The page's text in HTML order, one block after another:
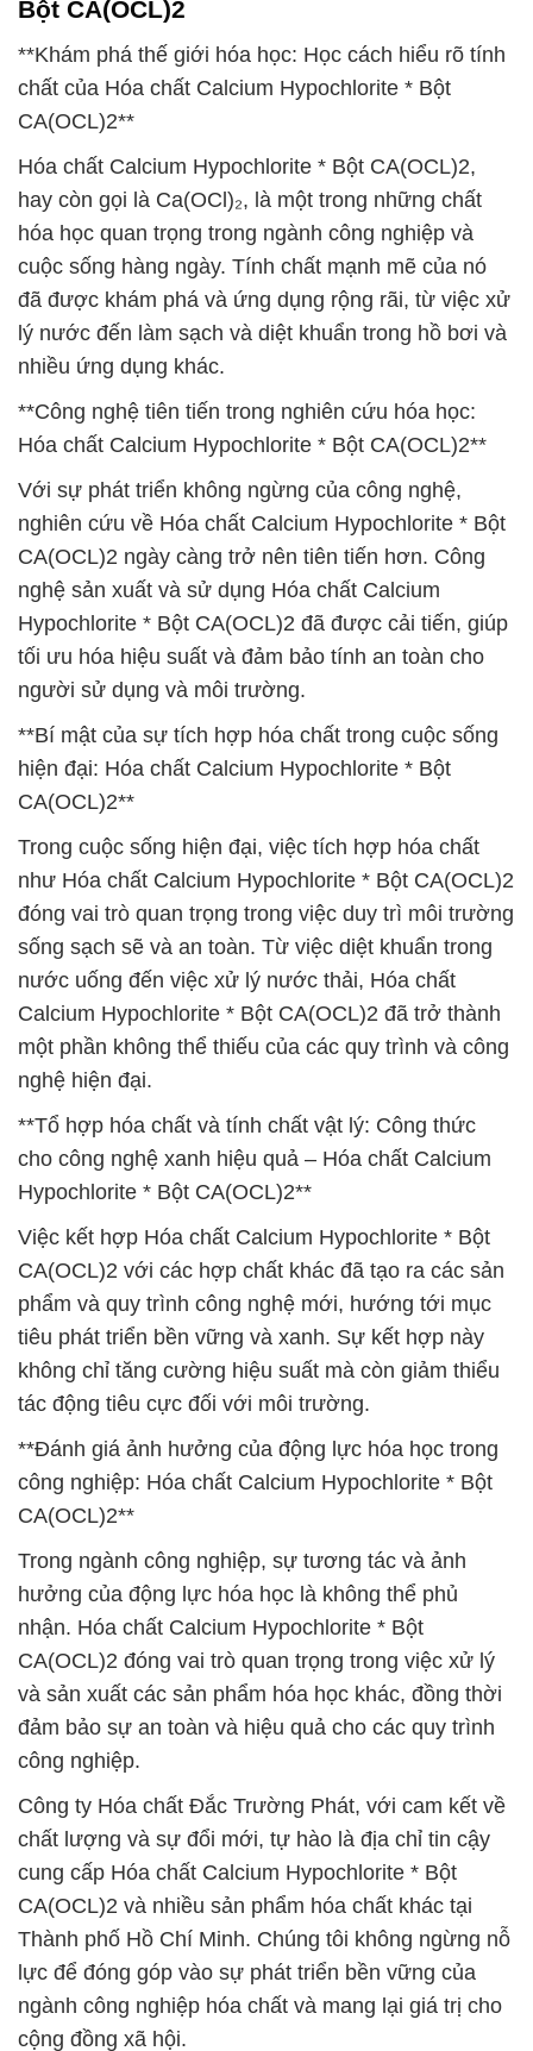
Bột CA(OCL)2
**Khám phá thế giới hóa học: Học cách hiểu rõ tính
chất của Hóa chất Calcium Hypochlorite * Bột
CA(OCL)2**
Hóa chất Calcium Hypochlorite * Bột CA(OCL)2,
hay còn gọi là Ca(OCl)₂, là một trong những chất
hóa học quan trọng trong ngành công nghiệp và
cuộc sống hàng ngày. Tính chất mạnh mẽ của nó
đã được khám phá và ứng dụng rộng rãi, từ việc xử
lý nước đến làm sạch và diệt khuẩn trong hồ bơi và
nhiều ứng dụng khác.
**Công nghệ tiên tiến trong nghiên cứu hóa học:
Hóa chất Calcium Hypochlorite * Bột CA(OCL)2**
Với sự phát triển không ngừng của công nghệ,
nghiên cứu về Hóa chất Calcium Hypochlorite * Bột
CA(OCL)2 ngày càng trở nên tiên tiến hơn. Công
nghệ sản xuất và sử dụng Hóa chất Calcium
Hypochlorite * Bột CA(OCL)2 đã được cải tiến, giúp
tối ưu hóa hiệu suất và đảm bảo tính an toàn cho
người sử dụng và môi trường.
**Bí mật của sự tích hợp hóa chất trong cuộc sống
hiện đại: Hóa chất Calcium Hypochlorite * Bột
CA(OCL)2**
Trong cuộc sống hiện đại, việc tích hợp hóa chất
như Hóa chất Calcium Hypochlorite * Bột CA(OCL)2
đóng vai trò quan trọng trong việc duy trì môi trường
sống sạch sẽ và an toàn. Từ việc diệt khuẩn trong
nước uống đến việc xử lý nước thải, Hóa chất
Calcium Hypochlorite * Bột CA(OCL)2 đã trở thành
một phần không thể thiếu của các quy trình và công
nghệ hiện đại.
**Tổ hợp hóa chất và tính chất vật lý: Công thức
cho công nghệ xanh hiệu quả – Hóa chất Calcium
Hypochlorite * Bột CA(OCL)2**
Việc kết hợp Hóa chất Calcium Hypochlorite * Bột
CA(OCL)2 với các hợp chất khác đã tạo ra các sản
phẩm và quy trình công nghệ mới, hướng tới mục
tiêu phát triển bền vững và xanh. Sự kết hợp này
không chỉ tăng cường hiệu suất mà còn giảm thiểu
tác động tiêu cực đối với môi trường.
**Đánh giá ảnh hưởng của động lực hóa học trong
công nghiệp: Hóa chất Calcium Hypochlorite * Bột
CA(OCL)2**
Trong ngành công nghiệp, sự tương tác và ảnh
hưởng của động lực hóa học là không thể phủ
nhận. Hóa chất Calcium Hypochlorite * Bột
CA(OCL)2 đóng vai trò quan trọng trong việc xử lý
và sản xuất các sản phẩm hóa học khác, đồng thời
đảm bảo sự an toàn và hiệu quả cho các quy trình
công nghiệp.
Công ty Hóa chất Đắc Trường Phát, với cam kết về
chất lượng và sự đổi mới, tự hào là địa chỉ tin cậy
cung cấp Hóa chất Calcium Hypochlorite * Bột
CA(OCL)2 và nhiều sản phẩm hóa chất khác tại
Thành phố Hồ Chí Minh. Chúng tôi không ngừng nỗ
lực để đóng góp vào sự phát triển bền vững của
ngành công nghiệp hóa chất và mang lại giá trị cho
cộng đồng xã hội.